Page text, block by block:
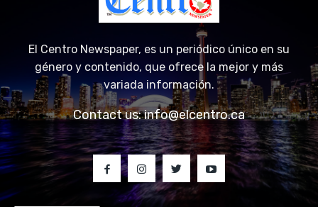
El Centro Newspaper, es un periódico único en su
género y contenido, que ofrece la mejor y más
variada información.
Contact us:info@elcentro.ca